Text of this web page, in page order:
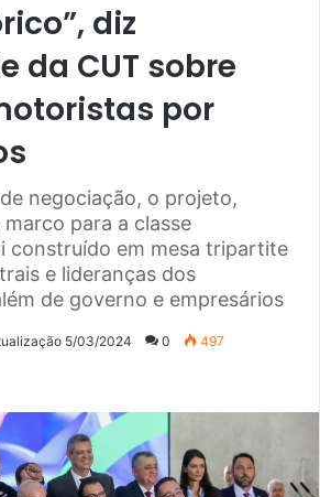
diz
da CUT sobre
por
negociação, o projeto,
para a classe
construído em mesa tripartite
e lideranças dos
de governo e empresários
5/03/2024 0 497